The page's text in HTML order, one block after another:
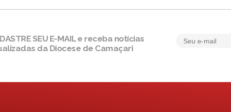
SEU E-MAIL e receba notícias
da Diocese de Camaçari